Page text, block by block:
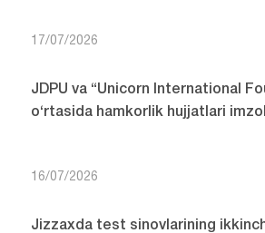
17/07/2026
JDPU va “Unicorn International
o‘rtasida hamkorlik hujjatlari
16/07/2026
Jizzaxda test sinovlarining